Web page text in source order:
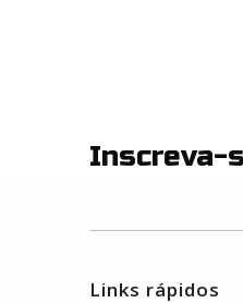
Inscreva-
Links rápidos